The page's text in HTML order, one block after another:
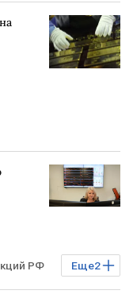
Еще2
РФ